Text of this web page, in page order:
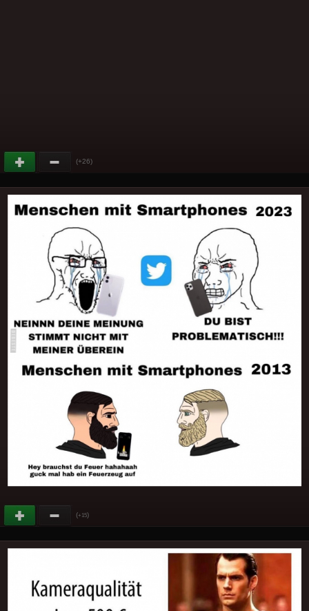
(+26)
(+15)